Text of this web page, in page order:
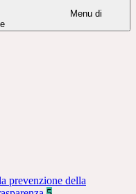
Menu di
prevenzione della